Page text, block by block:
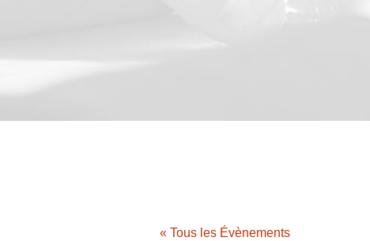
« Tous les Évènements